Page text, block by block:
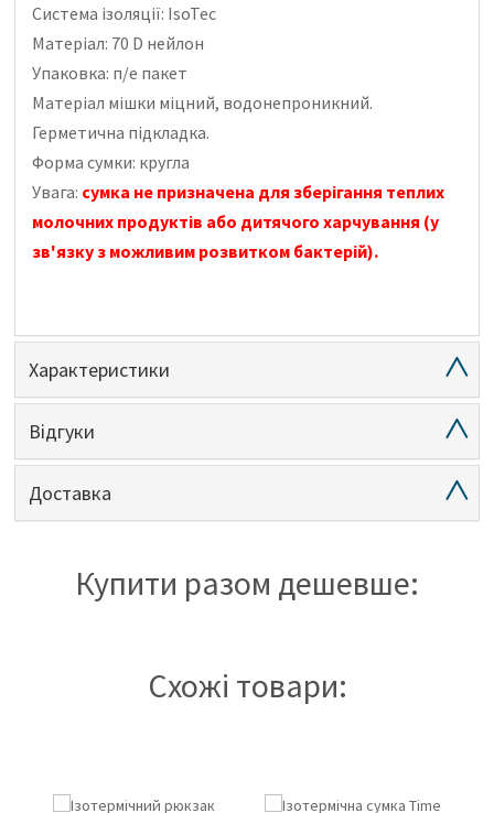
Система ізоляції: IsoTec
Матеріал: 70 D нейлон
Упаковка: п/е пакет
Матеріал мішки міцний, водонепроникний.
Герметична підкладка.
Форма сумки: кругла
Увага: сумка не призначена для зберігання теплих
молочних продуктів або дитячого харчування (у
зв'язку з можливим розвитком бактерій).
Характеристики
Відгуки
Доставка
Купити разом дешевше:
Схожі товари: